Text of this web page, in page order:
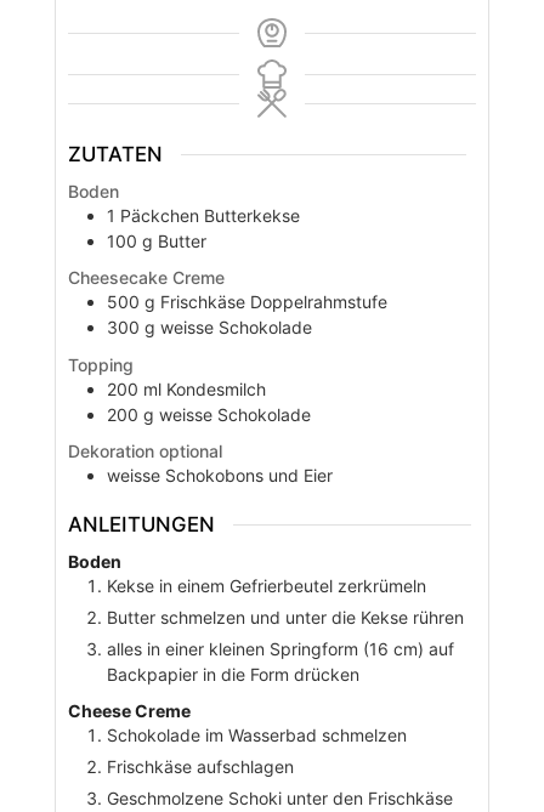
ZUTATEN
Boden
1 Päckchen Butterkekse
100 g Butter
Cheesecake Creme
500 g Frischkäse Doppelrahmstufe
300 g weisse Schokolade
Topping
200 ml Kondesmilch
200 g weisse Schokolade
Dekoration optional
weisse Schokobons und Eier
ANLEITUNGEN
Boden
Kekse in einem Gefrierbeutel zerkrümeln
Butter schmelzen und unter die Kekse rühren
alles in einer kleinen Springform (16 cm) auf
Backpapier in die Form drücken
Cheese Creme
Schokolade im Wasserbad schmelzen
Frischkäse aufschlagen
Geschmolzene Schoki unter den Frischkäse